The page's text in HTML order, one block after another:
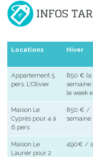
INFOS
Locations Hiver
Appartement 5
pers. L'Olivier
850 € la
le week
Maison Le
Cyprés pour 4 à
6 pers
850 € /
semaine
Maison Le
Laurier pour 2
490€ /